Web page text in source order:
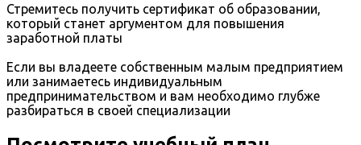
Стремитесь получить сертификат об образовании,
который станет аргументом для повышения
заработной платы
Если вы владеете собственным малым предприятием
или занимаетесь индивидуальным
предпринимательством и вам необходимо глубже
разбираться в своей специализации